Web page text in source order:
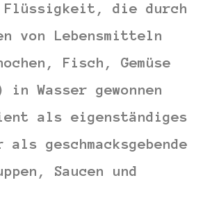
Flüssigkeit, die durch
von Lebensmitteln
Fisch, Gemüse
Wasser gewonnen
als eigenständiges
geschmacksgebende
Saucen und